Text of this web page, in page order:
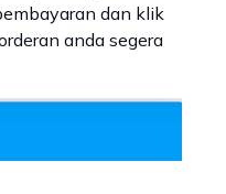
dan klik
anda segera